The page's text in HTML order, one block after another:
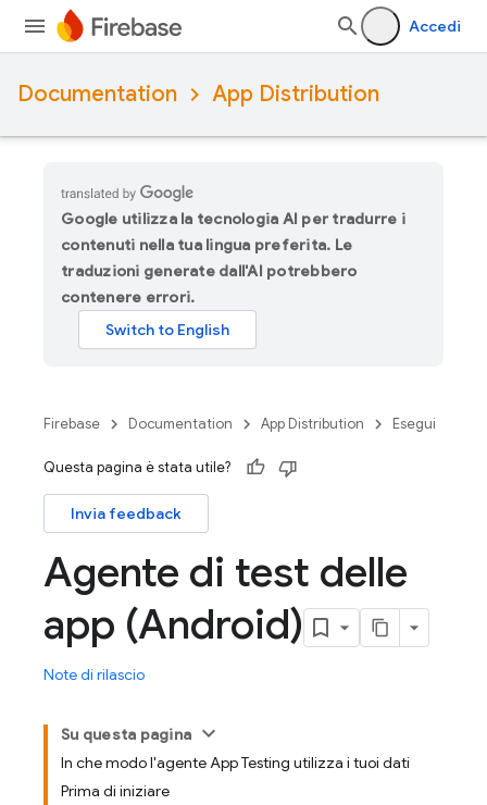
Accedi
Documentation App Distribution
Google utilizza la tecnologia AI per tradurre i
contenuti nella tua lingua preferita. Le
traduzioni generate dall'AI potrebbero
contenere errori.
Firebase Documentation App Distribution Esegui
Questa pagina è stata utile?
Invia feedback
Agente di test delle
app (Android)
Note di rilascio
Su questa pagina
In che modo l'agente App Testing utilizza i tuoi dati
Prima di iniziare